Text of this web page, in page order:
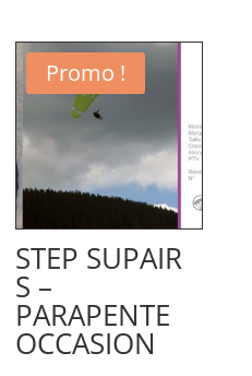
initial
était :
2550,00 €.
actuel
Promo !
STEP SUPAIR
S –
PARAPENTE
OCCASION